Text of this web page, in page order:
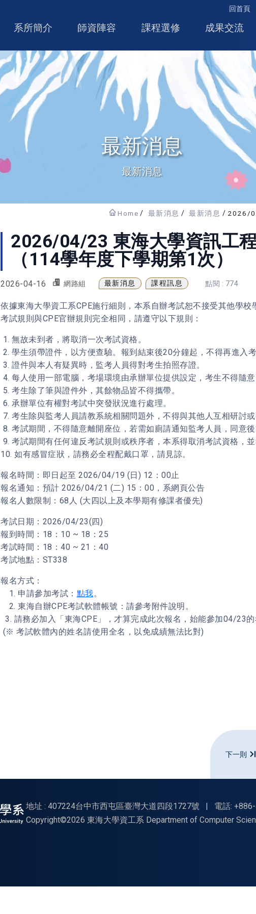
回首頁
系所簡介 師資陣容 課程選修 成果交流
最新消息
最新消息
Home 最新消息 最新消息 2026/
2026/04/23 東海大學資訊工
（114學年度下學期第1次）
2026-04-16 網路組 最新消息 課程訊息 點閱 : 774
依據東海大學資工系CPE施行細則，本系自辦考試恕不接受其他學校
考試規則與CPE官辦規則完全相同，請遵守以下規則：
1. 無故未到者，將取消一次考試資格。
2. 學生須帶證件，以方便查驗。報到結束後20分鐘起，不得再進入
3. 證件與本人有疑異時，監考人員得對考生拍照存證。
4. 每人使用一部電腦，考場環境由承辦單位提供設定，考生不得隨
5. 考生除了筆與證件外，其餘物品皆不得攜帶。
6. 承辦單位有權對考試中突發狀況進行處理。
7. 考生除與監考人員請教系統相關問題外，不得與其他人互相研討
8. 考試期間，不得隨意離開座位，若需如廁請通知監考人員，同意
9. 考試期間有任何違反考試規則或秩序者，本系得取消考試資格，
10. 如有感冒症狀，請務必全程配戴口罩，請見諒。
報名時間：即日起至 2026/04/19 (日) 12：00止
報名通知：預計 2026/04/21 (二) 15：00，系網頁公告
報名人數限制：68人 (大四以上及本學期有修課者優先)
考試日期：2026/04/23(四)
報到時間：18：10 ~ 18：25
考試時間：18：40 ~ 21：40
考試地點：ST338
報名方式：
1. 申請參加考試： 點我。
2. 東海自辦CPE考試軟體帳號：請參考附件說明。
3. 請務必加入「東海CPE」，才算完成此次報名，始能參加04/23
(※ 考試軟體內的姓名請使用全名，以免成績無法比對)
下一則
地址 : 407224台中市西屯區臺灣大道四段1727號 |
電話:
Copyright©2026 東海大學資工系 Department of Computer